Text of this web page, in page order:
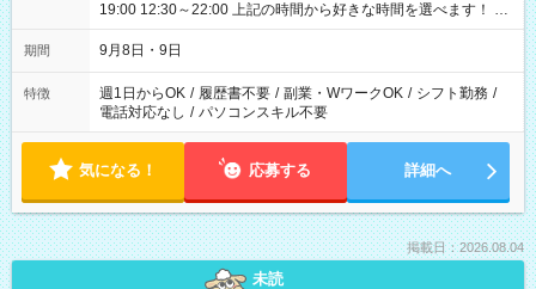
19:00 12:30～22:00 上記の時間から好きな時間を選べます！ ※
時間は変更となる可能性があります
期間 9月8日・9日
特徴 週1日からOK / 履歴書不要 / 副業・WワークOK / シフト勤務 /
電話対応なし / パソコンスキル不要
気になる！ 応募する 詳細へ
掲載日：2026.08.04
未読